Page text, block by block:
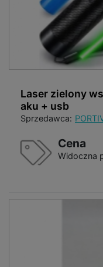
Laser zielony
aku + usb
Sprzedawca:
Cena
Widoczna